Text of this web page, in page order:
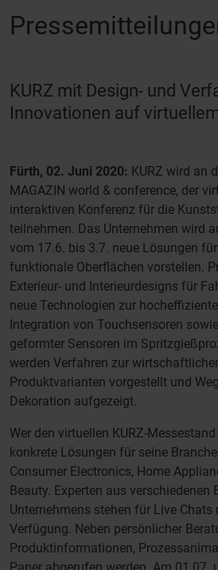
KURZ mit Design- und
Innovationen auf
Fürth, 02. Juni 2020: KURZ wird an
MAGAZIN world & conference, der
interaktiven Konferenz für die
teilnehmen. Das Unternehmen wird
vom 17.6. bis 3.7. neue Lösungen
funktionale Oberflächen vorstellen.
Exterieur- und Interieurdesigns für
neue Technologien zur
Integration von Touchsensoren
geformter Sensoren im
werden Verfahren zur
Produktvarianten vorgestellt und
Dekoration aufgezeigt.
Wer den virtuellen KURZ-
konkrete Lösungen für seine
Consumer Electronics, Home
Beauty. Experten aus verschiedenen
Unternehmens stehen für Live
Verfügung. Neben persönlicher
Produktinformationen,